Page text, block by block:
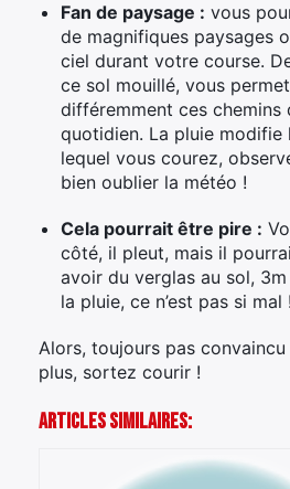
Fan de paysage : vous
de magnifiques paysages
ciel durant votre course.
ce sol mouillé, vous
différemment ces chemins
quotidien. La pluie modifie
lequel vous courez,
bien oublier la météo !
Cela pourrait être pire :
côté, il pleut, mais il
avoir du verglas au sol,
la pluie, ce n’est pas si mal !
Alors, toujours pas
plus, sortez courir !
Articles Similaires: